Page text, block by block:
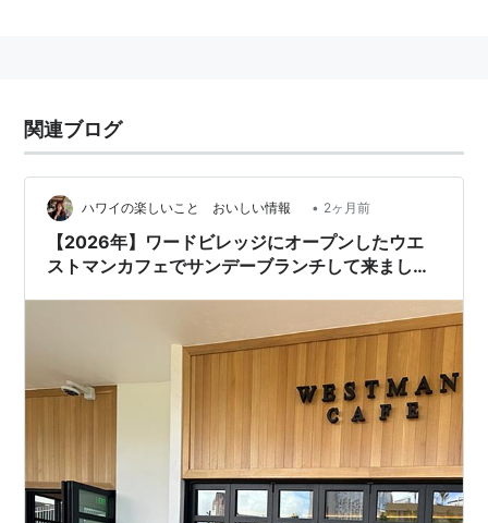
関連ブログ
ハワイの楽しいこと おいしい情報 • 2ヶ月前
【2026年】ワードビレッジにオープンしたウエ
ストマンカフェでサンデーブランチして来ました